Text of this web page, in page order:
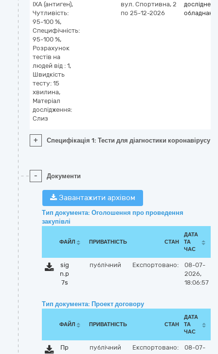
ІХА (антиген),
Чутливість:
95-100 %,
Специфічність:
95-100 %,
Розрахунок
тестів на
людей від : 1,
Швидкість
тесту: 15
хвилина,
Матеріал
дослідження:
Слиз
вул. Спортивна, 2
по 25-12-2026
дослідне
+ Специфікація 1: Тести для діагностики коронавірусу
- Документи
Завантажити архівом
Тип документа: Оголошення про проведення
закупівлі
ФАЙЛ ПРИВАТНІСТЬ СТАН
ДАТА
ТА
ЧАС
sig
n.p
7s
публічний Експортовано:
08-07-
2026,
18:06:57
Тип документа: Проект договору
ФАЙЛ ПРИВАТНІСТЬ СТАН
ДАТА
ТА
ЧАС
Пр
публічний Експортовано:
08-07-